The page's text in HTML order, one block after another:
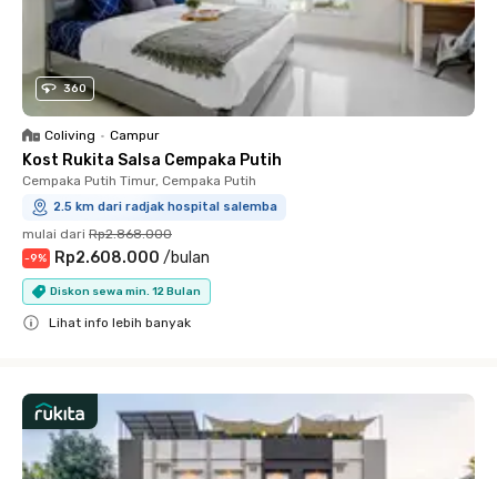
360
Coliving • Campur
Kost Rukita Salsa Cempaka Putih
Cempaka Putih Timur, Cempaka Putih
2.5 km dari radjak hospital salemba
mulai dari Rp2.868.000
-9% Rp2.608.000 /bulan
Diskon sewa min. 12 Bulan
Lihat info lebih banyak